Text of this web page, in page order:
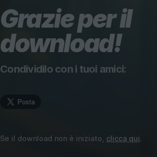
Grazie per il
download!
Condividilo con i tuoi amici:
Se il download non è iniziato, clicca qui.